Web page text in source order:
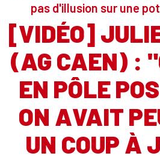
pas d'illusion sur une
[VIDÉO]
(AG CAEN) :
EN PÔLE
ON AVAIT
UN COUP À